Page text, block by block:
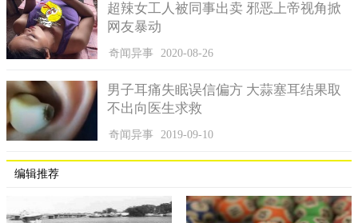
超辣女工人被同事出卖 邪恶上帝视角掀
网友暴动
奇闻异事 2020-08-26
男子耳痛失眠误信偏方 大蒜塞耳结果取
不出向医生求救
奇闻异事 2019-09-10
编辑推荐